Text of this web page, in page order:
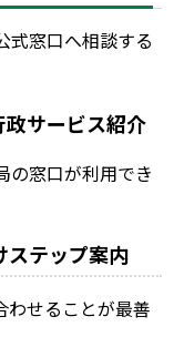
式窓口へ相談する
サービス紹介
の窓口が利用でき
ステップ案内
わせることが最善